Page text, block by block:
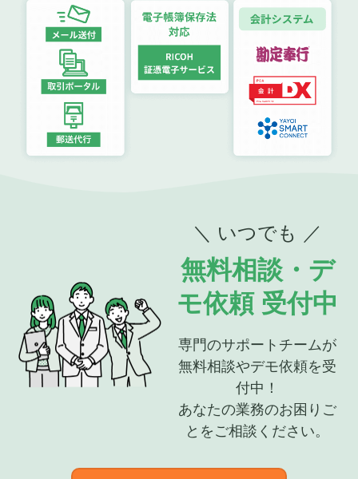
＼ いつでも ／
無料相談・デ
モ依頼 受付中
専門のサポートチームが
無料相談やデモ依頼を受
付中！
あなたの業務のお困りご
とをご相談ください。